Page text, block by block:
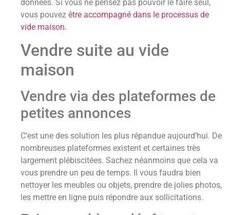
données. Si vous ne pensez pas pouvoir le faire seul,
vous pouvez être accompagné dans le processus de
vide maison.
Vendre suite au vide
maison
Vendre via des plateformes de
petites annonces
C’est une des solution les plus répandue aujourd’hui. De
nombreuses plateformes existent et certaines très
largement plébiscitées. Sachez néanmoins que cela va
vous prendre un peu de temps. Il vous faudra bien
nettoyer les meubles ou objets, prendre de jolies photos,
les mettre en ligne puis répondre aux sollicitations.